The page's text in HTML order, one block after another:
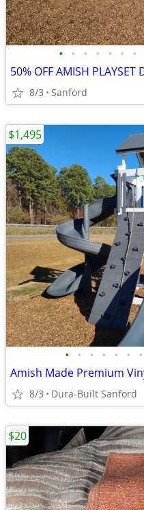
• • • • • • •
50% OFF AMISH PLAYSET
8/3 Sanford
• • • • • • •
8/3 Dura-Built Sanford
$1,495
$20